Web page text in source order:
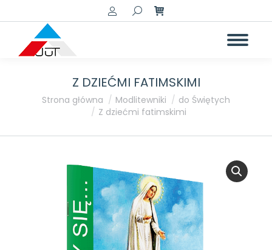
Szukaj:
Z DZIEĆMI FATIMSKIMI
Jesteś tutaj:
Strona główna Modlitewniki
do Świętych
Z dziećmi fatimskimi